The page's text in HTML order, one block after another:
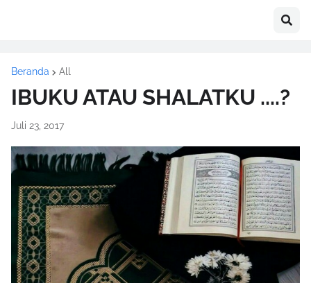
Beranda All
IBUKU ATAU SHALATKU ....?
Juli 23, 2017